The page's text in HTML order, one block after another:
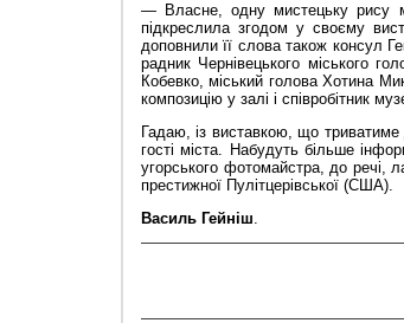
— Власне, одну мистецьку рису
підкреслила згодом у своєму
доповнили її слова також консул
радник Чернівецького міського
Кобевко, міський голова Хотина
композицію у залі і співробітник
Гадаю, із виставкою, що триватиме
гості міста. Набудуть більше
угорського фотомайстра, до речі,
престижної Пулітцерівської (США).
Василь Гейніш.